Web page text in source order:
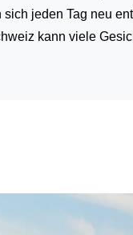
sich jeden Tag neu
kann viele